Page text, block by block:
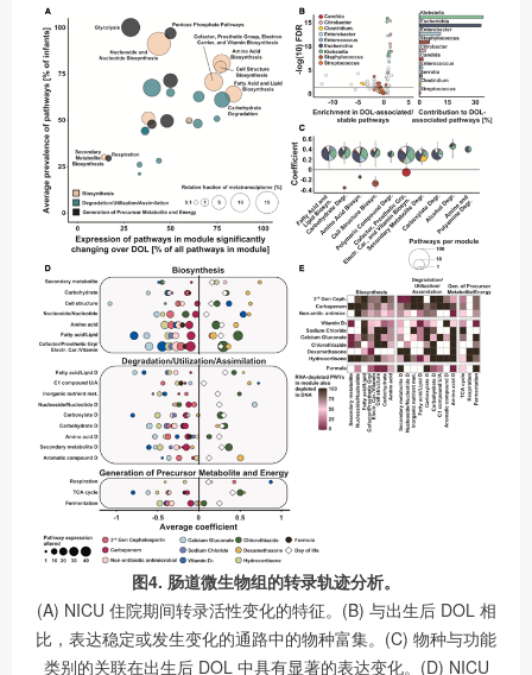
图4. 肠道微生物组的转录轨迹分析。
(A) NICU 住院期间转录活性变化的特征。(B) 与出生后 DOL 相
比，表达稳定或发生变化的通路中的物种富集。(C) 物种与功能
类别的关联在出生后 DOL 中具有显著的表达变化。(D) NICU